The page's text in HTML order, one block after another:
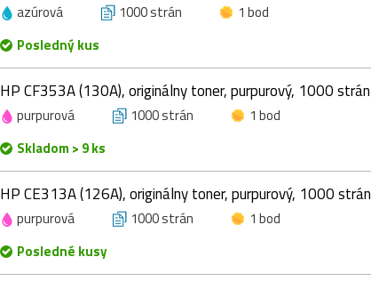
azúrová 1000 strán
1 bod
Posledný kus
HP CF353A (130A), originálny toner, purpurový, 1000 strán
purpurová 1000 strán
1 bod
Skladom > 9 ks
HP CE313A (126A), originálny toner, purpurový, 1000 strán
purpurová 1000 strán
1 bod
Posledné kusy